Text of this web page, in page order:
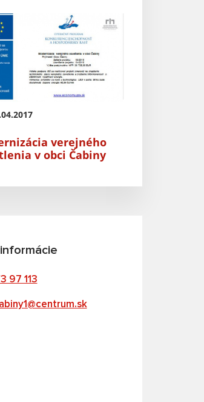
verejného
v obci Čabiny
97 113